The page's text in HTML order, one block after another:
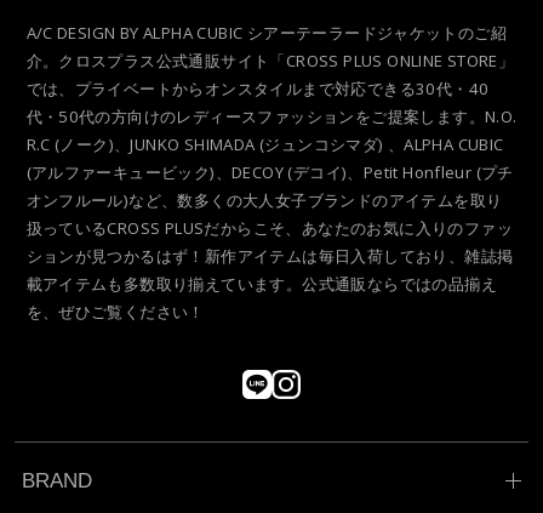
A/C DESIGN BY ALPHA CUBIC シアーテーラードジャケットのご紹
介。クロスプラス公式通販サイト「CROSS PLUS ONLINE STORE」
では、プライベートからオンスタイルまで対応できる30代・40
代・50代の方向けのレディースファッションをご提案します。N.O.
R.C (ノーク)、JUNKO SHIMADA (ジュンコシマダ) 、ALPHA CUBIC
(アルファーキュービック)、DECOY (デコイ)、Petit Honfleur (プチ
オンフルール)など、数多くの大人女子ブランドのアイテムを取り
扱っているCROSS PLUSだからこそ、あなたのお気に入りのファッ
ションが見つかるはず！新作アイテムは毎日入荷しており、雑誌掲
載アイテムも多数取り揃えています。公式通販ならではの品揃え
を、ぜひご覧ください！
BRAND